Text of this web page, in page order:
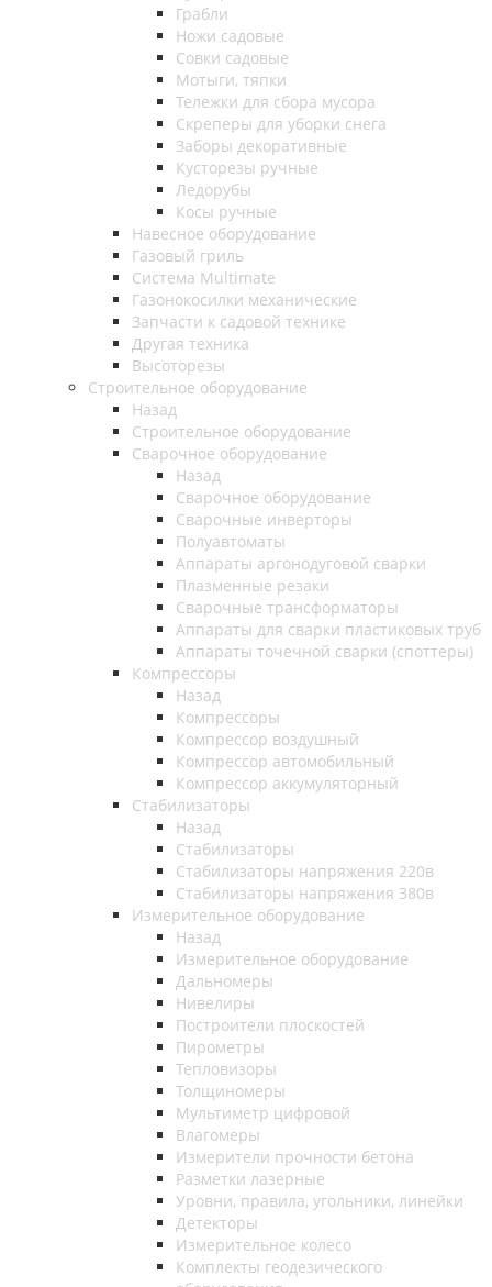
Грабли
Ножи садовые
Совки садовые
Мотыги, тяпки
Тележки для сбора мусора
Скреперы для уборки снега
Заборы декоративные
Кусторезы ручные
Ледорубы
Косы ручные
Навесное оборудование
Газовый гриль
Система Multimate
Газонокосилки механические
Запчасти к садовой технике
Другая техника
Высоторезы
Строительное оборудование
Назад
Строительное оборудование
Сварочное оборудование
Назад
Сварочное оборудование
Сварочные инверторы
Полуавтоматы
Аппараты аргонодуговой сварки
Плазменные резаки
Сварочные трансформаторы
Аппараты для сварки пластиковых труб
Аппараты точечной сварки (споттеры)
Компрессоры
Назад
Компрессоры
Компрессор воздушный
Компрессор автомобильный
Компрессор аккумуляторный
Стабилизаторы
Назад
Стабилизаторы
Стабилизаторы напряжения 220в
Стабилизаторы напряжения 380в
Измерительное оборудование
Назад
Измерительное оборудование
Дальномеры
Нивелиры
Построители плоскостей
Пирометры
Тепловизоры
Толщиномеры
Мультиметр цифровой
Влагомеры
Измерители прочности бетона
Разметки лазерные
Уровни, правила, угольники, линейки
Детекторы
Измерительное колесо
Комплекты геодезического